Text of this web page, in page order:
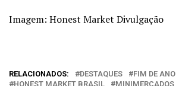
Imagem: Honest Market Divulgação
RELACIONADOS: DESTAQUES
FIM DE ANO
HONEST MARKET BRASIL